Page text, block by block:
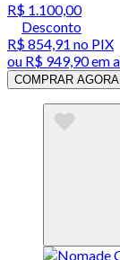
R$ 1.100,00
Desconto
R$ 854,91 no PIX
ou R$ 949,90em
COMPRAR AGORA